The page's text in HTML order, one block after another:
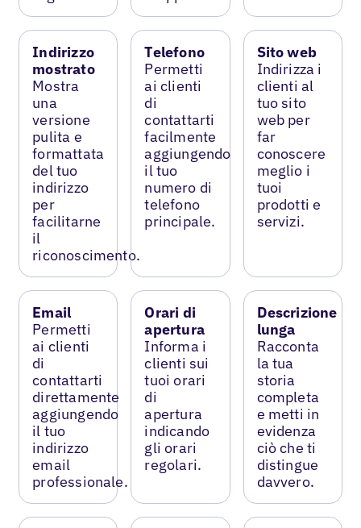
Indirizzo
mostrato
Mostra
una
versione
pulita e
formattata
del tuo
indirizzo
per
facilitarne
il
riconoscimento.
Telefono
Permetti
ai clienti
di
contattarti
facilmente
aggiungendo
il tuo
numero di
telefono
principale.
Sito web
Indirizza i
clienti al
tuo sito
web per
far
conoscere
meglio i
tuoi
prodotti e
servizi.
Email
Permetti
ai clienti
di
contattarti
direttamente
aggiungendo
il tuo
indirizzo
email
professionale.
Orari di
apertura
Informa i
clienti sui
tuoi orari
di
apertura
indicando
gli orari
regolari.
Descrizione
lunga
Racconta
la tua
storia
completa
e metti in
evidenza
ciò che ti
distingue
davvero.